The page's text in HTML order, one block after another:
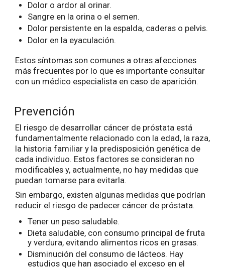
Dolor o ardor al orinar.
Sangre en la orina o el semen.
Dolor persistente en la espalda, caderas o pelvis.
Dolor en la eyaculación.
Estos síntomas son comunes a otras afecciones
más frecuentes por lo que es importante consultar
con un médico especialista en caso de aparición.
Prevención
El riesgo de desarrollar cáncer de próstata está
fundamentalmente relacionado con la edad, la raza,
la historia familiar y la predisposición genética de
cada individuo. Estos factores se consideran no
modificables y, actualmente, no hay medidas que
puedan tomarse para evitarla.
Sin embargo, existen algunas medidas que podrían
reducir el riesgo de padecer cáncer de próstata.
Tener un peso saludable.
Dieta saludable, con consumo principal de fruta
y verdura, evitando alimentos ricos en grasas.
Disminución del consumo de lácteos. Hay
estudios que han asociado el exceso en el